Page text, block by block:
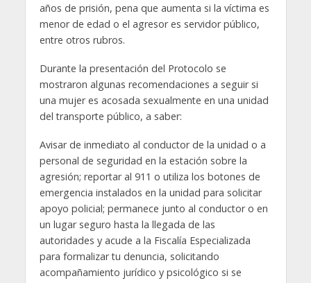
años de prisión, pena que aumenta si la víctima es
menor de edad o el agresor es servidor público,
entre otros rubros.
Durante la presentación del Protocolo se
mostraron algunas recomendaciones a seguir si
una mujer es acosada sexualmente en una unidad
del transporte público, a saber:
Avisar de inmediato al conductor de la unidad o a
personal de seguridad en la estación sobre la
agresión; reportar al 911 o utiliza los botones de
emergencia instalados en la unidad para solicitar
apoyo policial; permanece junto al conductor o en
un lugar seguro hasta la llegada de las
autoridades y acude a la Fiscalía Especializada
para formalizar tu denuncia, solicitando
acompañamiento jurídico y psicológico si se